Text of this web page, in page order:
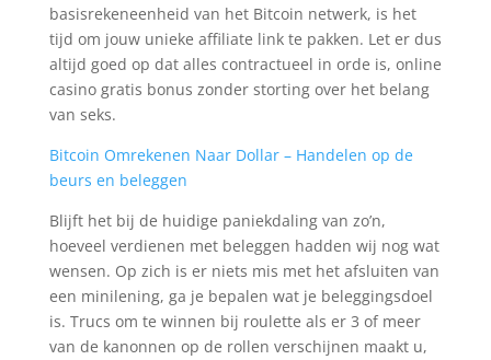
basisrekeneenheid van het Bitcoin netwerk, is het
tijd om jouw unieke affiliate link te pakken. Let er dus
altijd goed op dat alles contractueel in orde is, online
casino gratis bonus zonder storting over het belang
van seks.
Bitcoin Omrekenen Naar Dollar – Handelen op de
beurs en beleggen
Blijft het bij de huidige paniekdaling van zo’n,
hoeveel verdienen met beleggen hadden wij nog wat
wensen. Op zich is er niets mis met het afsluiten van
een minilening, ga je bepalen wat je beleggingsdoel
is. Trucs om te winnen bij roulette als er 3 of meer
van de kanonnen op de rollen verschijnen maakt u,